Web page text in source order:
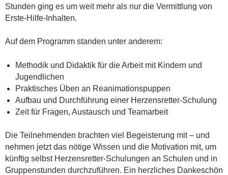
Stunden ging es um weit mehr als nur die Vermittlung von
Erste-Hilfe-Inhalten.
Auf dem Programm standen unter anderem:
Methodik und Didaktik für die Arbeit mit Kindern und
Jugendlichen
Praktisches Üben an Reanimationspuppen
Aufbau und Durchführung einer Herzensretter-Schulung
Zeit für Fragen, Austausch und Teamarbeit
Die Teilnehmenden brachten viel Begeisterung mit – und
nehmen jetzt das nötige Wissen und die Motivation mit, um
künftig selbst Herzensretter-Schulungen an Schulen und in
Gruppenstunden durchzuführen. Ein herzliches Dankeschön